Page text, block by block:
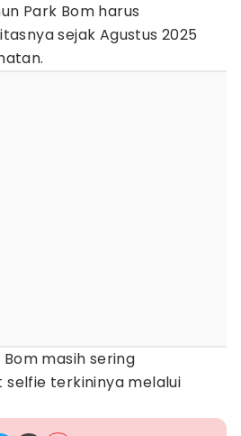
Park Bom harus
sejak Agustus 2025
masih sering
terkininya melalui